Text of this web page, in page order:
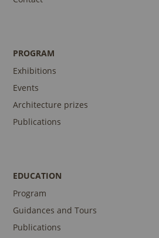
PROGRAM
Exhibitions
Events
Architecture prizes
Publications
EDUCATION
Program
Guidances and Tours
Publications